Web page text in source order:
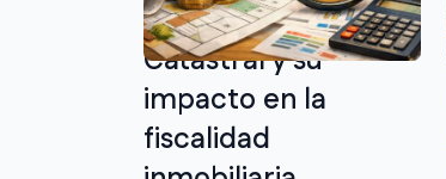
Valor de Referencia
Catastral y su
impacto en la
fiscalidad